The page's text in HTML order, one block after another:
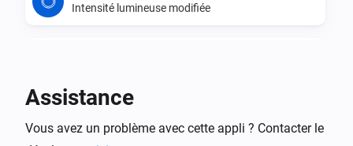
Intensité lumineuse modifiée
Désactivé
Assistance
Vous avez un problème avec cette appli ? Contacter le